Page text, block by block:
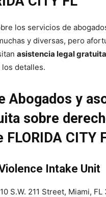
los servicios de
y diversas, pero
asistencia legal gratuita
los detalles.
Abogados y
sobre
FLORIDA CITY
Intake Unit
S.W. 211 Street, Miami, FL